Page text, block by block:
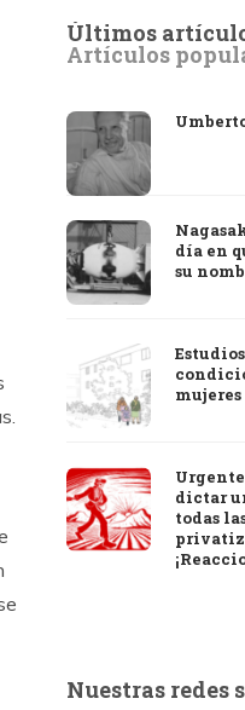
Últimos
Artículos
día en
su
dictar
todas
Nuestras redes